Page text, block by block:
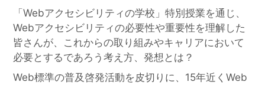
「Webアクセシビリティの学校」特別授業を通じ、
Webアクセシビリティの必要性や重要性を理解した
皆さんが、これからの取り組みやキャリアにおいて
必要とするであろう考え方、発想とは？
Web標準の普及啓発活動を皮切りに、15年近くWeb